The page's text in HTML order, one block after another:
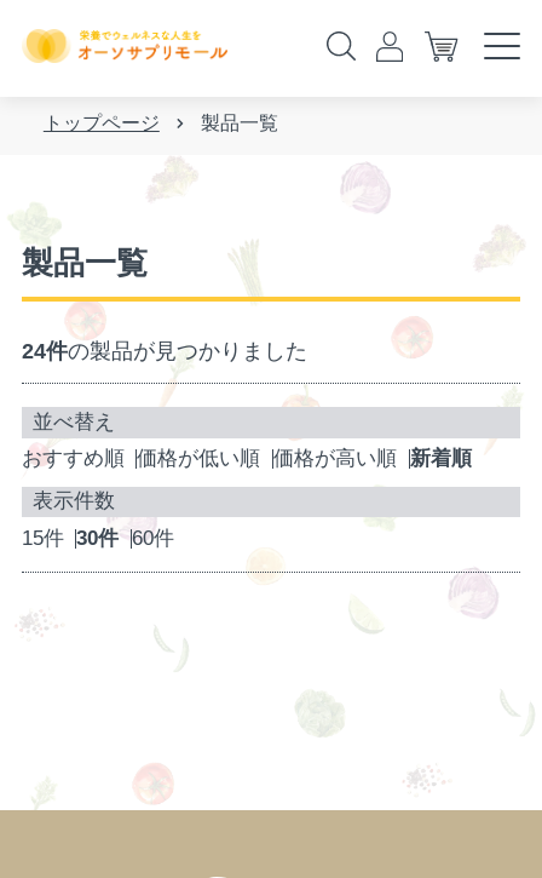
トップページ 製品一覧
製品一覧
24件の製品が見つかりました
おすすめ順 価格が低い順 価格が高い順 新着順
15件 30件 60件